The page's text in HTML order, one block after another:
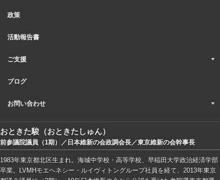
政策
活動報告書
ご支援
ブログ
お問い合わせ
おときた駿（おときたしゅん）
前参議院議員（1期）／日本維新の会政調会長／東京維新の会幹事長
1983年東京都北区生まれ。海城中学校・高等学校、早稲田大学政治経済学部
卒業。LVMHモエヘネシー・ルイヴィトングループ社員を経て、2013年東京